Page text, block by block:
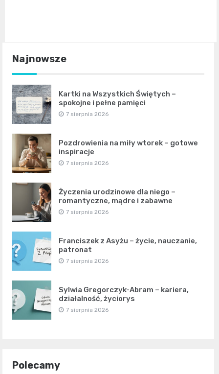
Najnowsze
Kartki na Wszystkich Świętych –
spokojne i pełne pamięci
7 sierpnia 2026
Pozdrowienia na miły wtorek – gotowe
inspiracje
7 sierpnia 2026
Życzenia urodzinowe dla niego –
romantyczne, mądre i zabawne
7 sierpnia 2026
Franciszek z Asyżu – życie, nauczanie,
patronat
7 sierpnia 2026
Sylwia Gregorczyk-Abram – kariera,
działalność, życiorys
7 sierpnia 2026
Polecamy